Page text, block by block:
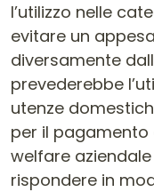
l’utilizzo nelle
evitare un
diversamente
prevederebbe
utenze
per il pagamento
welfare
rispondere in